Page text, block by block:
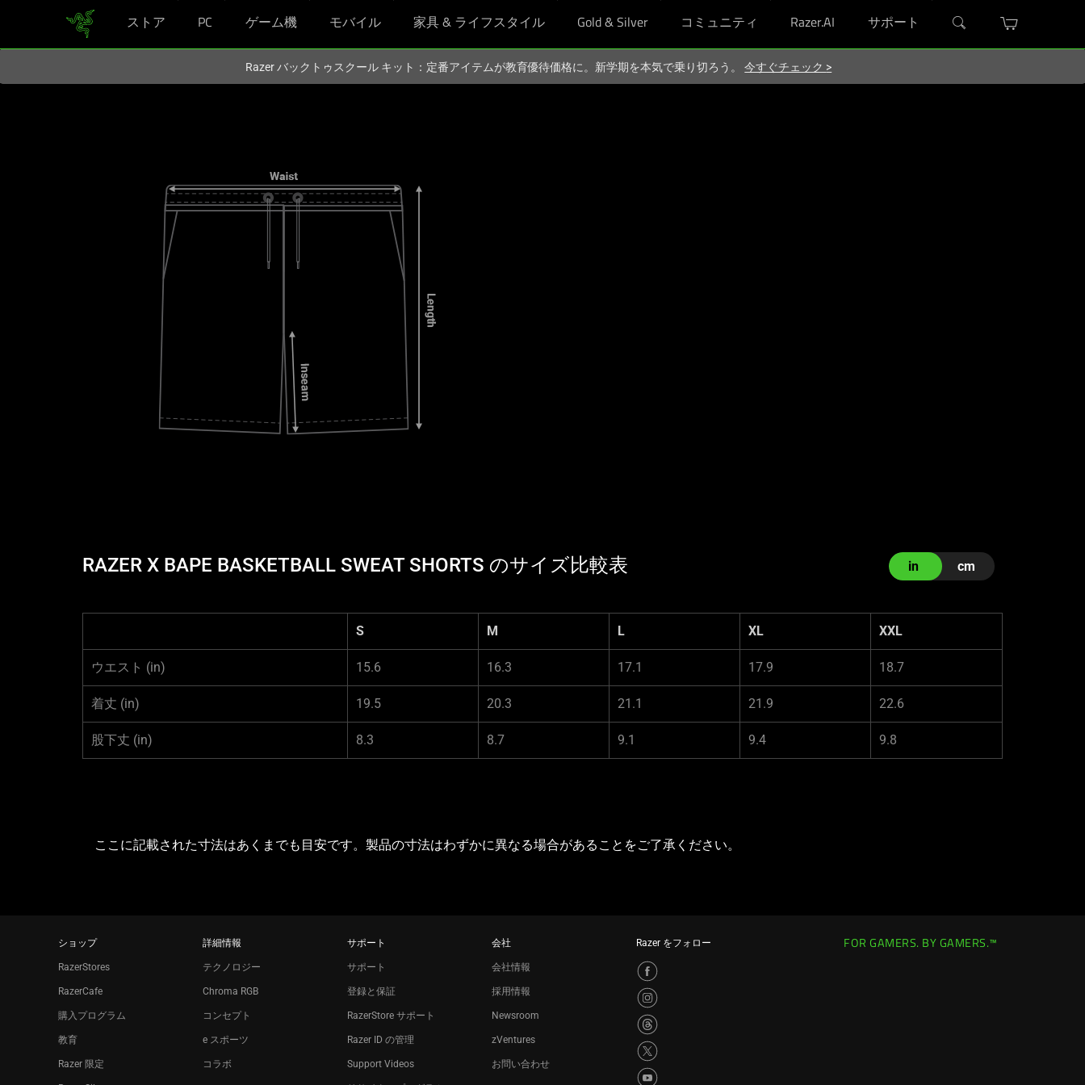
ストア PC ゲーム機 モバイル 家具 & ライフスタイル Gold & Silver コミュニティ Razer.AI サポート
Razer バックトゥスクール キット：定番アイテムが教育優待価格に。新学期を本気で乗り切ろう。今すぐチェック >
RAZER X BAPE BASKETBALL SWEAT SHORTS のサイズ比較表 in cm
S M L XL XXL
ウエスト (in) 15.6 16.3 17.1 17.9 18.7
着丈 (in) 19.5 20.3 21.1 21.9 22.6
股下丈 (in) 8.3 8.7 9.1 9.4 9.8
ここに記載された寸法はあくまでも目安です。製品の寸法はわずかに異なる場合があることをご了承ください。
ショップ
RazerStores
RazerCafe
購入プログラム
教育
Razer 限定
詳細情報
テクノロジー
Chroma RGB
コンセプト
e スポーツ
コラボ
サポート
サポート
登録と保証
RazerStore サポート
Razer ID の管理
Support Videos
会社
会社情報
採用情報
Newsroom
zVentures
お問い合わせ
Razer をフォロー FOR GAMERS. BY GAMERS.™